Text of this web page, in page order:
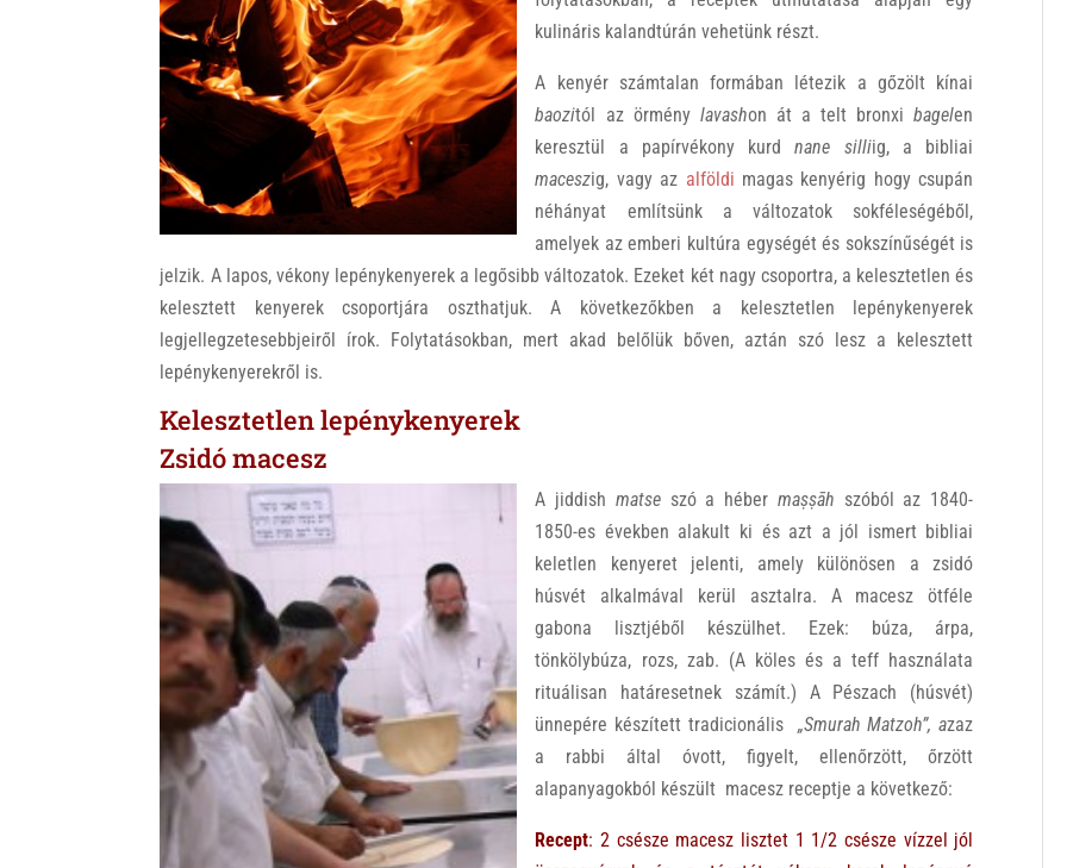
kulináris kalandtúrán vehetünk részt.
A kenyér számtalan formában létezik a gőzölt kínai
baozitól az örmény lavashon át a telt bronxibagelen
keresztül a papírvékony kurdnane silliig, a bibliai
maceszig, vagy az alföldi magas kenyérig hogy csupán
néhányat említsünk a változatok sokféleségéből,
amelyek az emberi kultúra egységét és sokszínűségét is
jelzik. A lapos, vékony lepénykenyerek a legősibb változatok. Ezeket két nagy csoportra, a kelesztetlen és
kelesztett kenyerek csoportjára oszthatjuk. A következőkben a kelesztetlen lepénykenyerek
legjellegzetesebbjeiről írok. Folytatásokban, mert akad belőlük bőven, aztán szó lesz a kelesztett
lepénykenyerekről is.
Kelesztetlen lepénykenyerek
Zsidó macesz
A jiddish matse szóa héber maṣṣāh szóból az 1840-
1850-es években alakult ki és azt a jól ismert bibliai
keletlen kenyeret jelenti, amely különösen a zsidó
húsvét alkalmával kerül asztalra. A macesz ötféle
gabona lisztjéből készülhet. Ezek: búza, árpa,
tönkölybúza, rozs, zab. (A köles és a teff használata
rituálisan határesetnek számít.) A Pészach (húsvét)
ünnepére készített tradicionális „Smurah Matzoh”, azaz
a rabbi által óvott, figyelt, ellenőrzött, őrzött
alapanyagokból készült macesz receptje a következő:
Recept: 2 csésze macesz lisztet 1 1/2 csésze vízzel jól